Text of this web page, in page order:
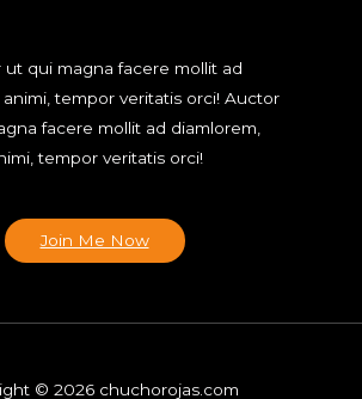
ut qui magna facere mollit ad
animi, tempor veritatis orci! Auctor
facere mollit ad diamlorem,
tempor veritatis orci!
Join Me Now
© 2026 chuchorojas.com